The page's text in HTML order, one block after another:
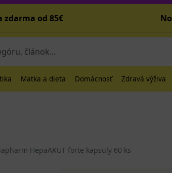
zdarma od 85€
Matka a dieťa Domácnosť Zdravá výživa
HepaAKUT forte kapsuly 60 ks